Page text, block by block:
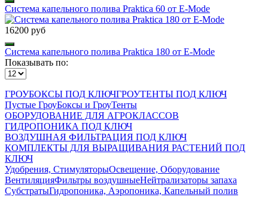
Система капельного полива Praktica 60 от E-Mode
16200 руб
Система капельного полива Praktica 180 от E-Mode
Показывать по:
ГРОУБОКСЫ ПОД КЛЮЧГРОУТЕНТЫ ПОД КЛЮЧ
Пустые ГроуБоксы и ГроуТенты
ОБОРУДОВАНИЕ ДЛЯ АГРОКЛАССОВ
ГИДРОПОНИКА ПОД КЛЮЧ
ВОЗДУШНАЯ ФИЛЬТРАЦИЯ ПОД КЛЮЧ
КОМПЛЕКТЫ ДЛЯ ВЫРАЩИВАНИЯ РАСТЕНИЙ ПОД
КЛЮЧ
Удобрения, СтимуляторыОсвещение, Оборудование
ВентиляцияФильтры воздушныеНейтрализаторы запаха
СубстратыГидропоника, Аэропоника, Капельный полив